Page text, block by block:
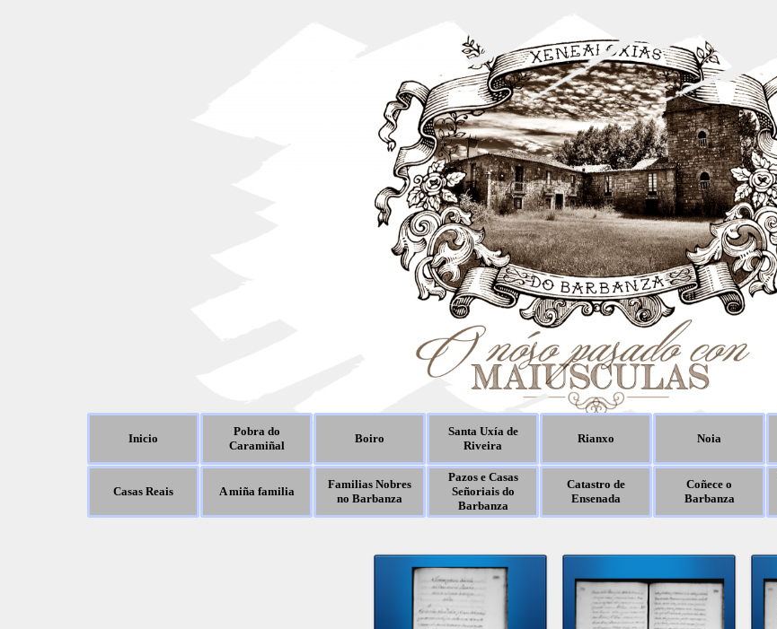
Inicio
Pobra do
Caramiñal
Boiro
Santa Uxía de
Riveira
Rianxo Noia
Casas Reais A miña familia
Familias Nobres
no Barbanza
Pazos e Casas
Señoriais do
Barbanza
Catastro de
Ensenada
Coñece o
Barbanza